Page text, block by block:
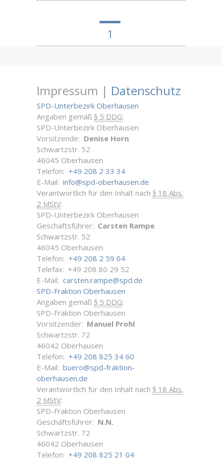
1
Impressum | Datenschutz
SPD-Unterbezirk Oberhausen
Angaben gemäß § 5 DDG:
SPD-Unterbezirk Oberhausen
Vorsitzende: Denise Horn
Schwartzstr. 52
46045 Oberhausen
Telefon: +49 208 2 33 34
E-Mail: info@spd-oberhausen.de
Verantwortlich für den Inhalt nach § 18 Abs.
2 MStV:
SPD-Unterbezirk Oberhausen
Geschäftsführer: Carsten Rampe
Schwartzstr. 52
46045 Oberhausen
Telefon: +49 208 2 59 64
Telefax: +49 208 80 29 52
E-Mail: carsten.rampe@spd.de
SPD-Fraktion Oberhausen
Angaben gemäß § 5 DDG:
SPD-Fraktion Oberhausen
Vorsitzender: Manuel Prohl
Schwartzstr. 72
46042 Oberhausen
Telefon: +49 208 825 34 60
E-Mail: buero@spd-fraktion-
oberhausen.de
Verantwortlich für den Inhalt nach § 18 Abs.
2 MStV:
SPD-Fraktion Oberhausen
Geschäftsführer: N.N.
Schwartzstr. 72
46042 Oberhausen
Telefon: +49 208 825 21 04